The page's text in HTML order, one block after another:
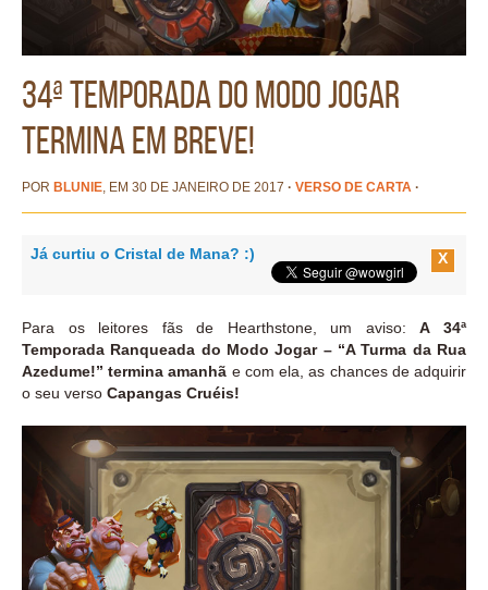
34ª Temporada do Modo Jogar
termina em breve!
POR BLUNIE, EM 30 DE JANEIRO DE 2017 · VERSO DE CARTA ·
Já curtiu o Cristal de Mana? :) X
Para os leitores fãs de Hearthstone, um aviso:A 34ª
Temporada Ranqueada do Modo Jogar – “A Turma da Rua
Azedume!” termina amanhã e com ela, as chances de adquirir
o seu verso Capangas Cruéis!